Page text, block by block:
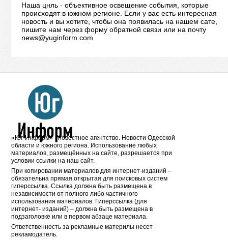
Наша цнль - объективное освещение события, которые
происходят в южном регионе. Если у вас есть интересная
новость и вы хотите, чтобы она появилась на нашем сате,
пишите нам через форму обратной связи или на почту
news@yuginform.com
«Юг-Информ» - новостное агентство. Новости Одесской
области и южного региона. Использование любых
материалов, размещённых на сайте, разрешается при
условии ссылки на наш сайт.
При копировании материалов для интернет-изданий –
обязательна прямая открытая для поисковых систем
гиперссылка. Ссылка должна быть размещена в
независимости от полного либо частичного
использования материалов. Гиперссылка (для
интернет- изданий) – должна быть размещена в
подзаголовке или в первом абзаце материала.
Ответственность за рекламные материлы несет
рекламодатель.